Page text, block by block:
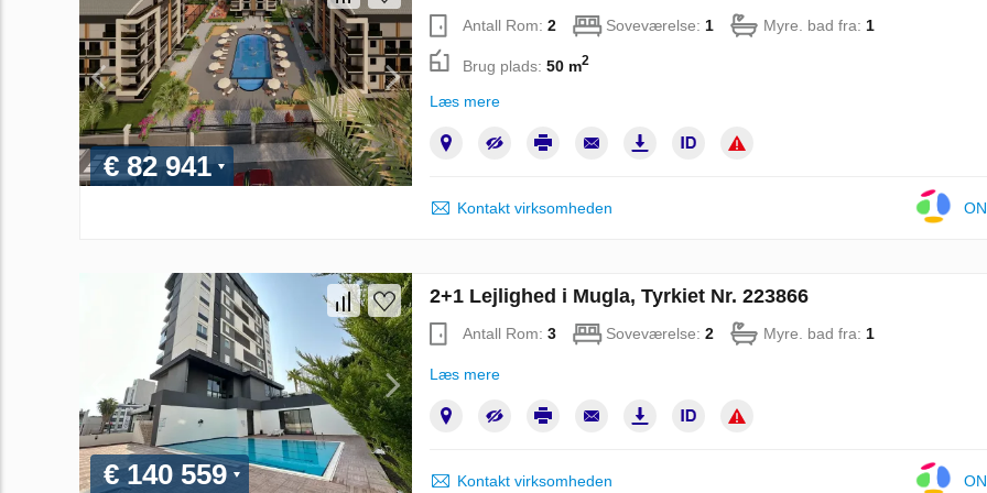
€ 82 941
Antall Rom: 2 Soveværelse: 1 Myre. bad fra: 1
Brug plads: 50 m2
Læs mere
Kontakt virksomheden
€ 140 559
2+1 Lejlighed i Mugla, Tyrkiet Nr. 223866
Antall Rom: 3 Soveværelse: 2 Myre. bad fra: 1
Læs mere
Kontakt virksomheden